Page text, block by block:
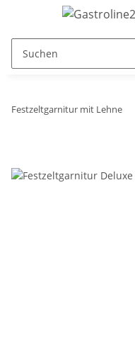
Festzeltgarnitur mit Lehne